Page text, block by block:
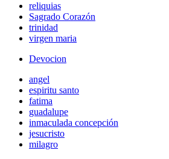
reliquias
Sagrado Corazón
trinidad
virgen maria
Devocion
angel
espiritu santo
fatima
guadalupe
inmaculada concepción
jesucristo
milagro